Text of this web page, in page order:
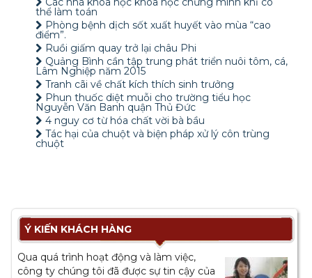
thể làm toán
Phòng bệnh dịch sốt xuất huyết vào mùa “cao
điểm”.
Ruồi giấm quay trở lại châu Phi
Quảng Bình cần tập trung phát triển nuôi tôm, cá,
Lâm Nghiệp năm 2015
Tranh cãi về chất kích thích sinh trưởng
Phun thuốc diệt muỗi cho trường tiểu học
Nguyễn Văn Banh quận Thủ Đức
4 nguy cơ từ hóa chất vời bà bầu
Tác hại của chuột và biện pháp xử lý côn trùng
chuột
Ý KIẾN KHÁCH HÀNG
Qua quá trình hoạt động và làm việc,
công ty chúng tôi đã được sự tin cậy của